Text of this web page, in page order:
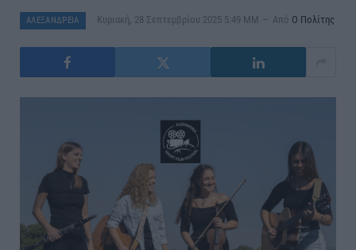
ΑΛΕΞΑΝΔΡΕΙΑ Κυριακή, 28 Σεπτεμβρίου 2025 5:49 ΜΜ Από Ο Πολίτης